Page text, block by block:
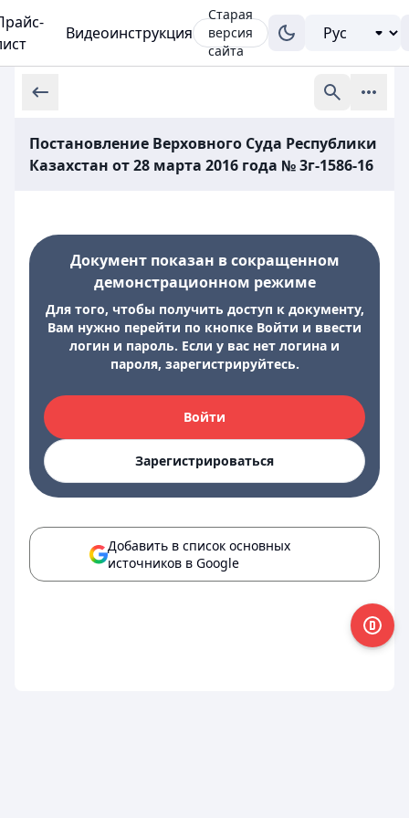
Видеоинструкция
Старая
версия
сайта
Постановление Верховного Суда Республики
Казахстан от 28 марта 2016 года № 3г-1586-16
Документ показан в сокращенном
демонстрационном режиме
Для того, чтобы получить доступ к документу,
Вам нужно перейти по кнопке Войти и ввести
логин и пароль. Если у вас нет логина и
пароля, зарегистрируйтесь.
Войти
Зарегистрироваться
Добавить в список основных
источников в Google